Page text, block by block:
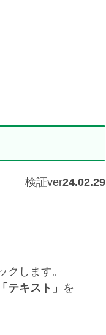
検証ver24.02.29
クします。
「テキスト」 を